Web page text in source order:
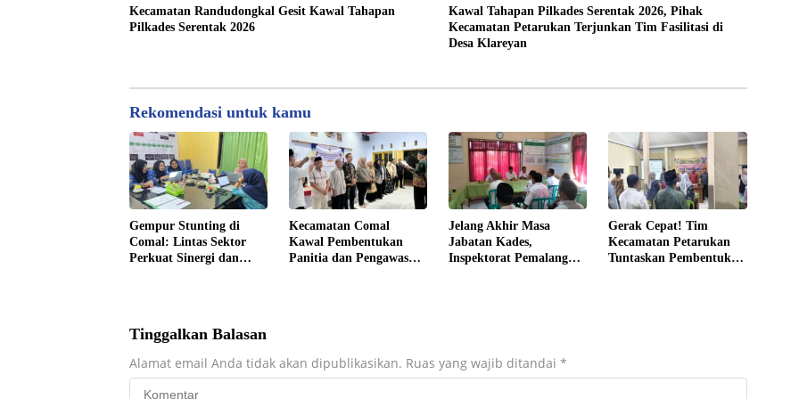
Kecamatan Randudongkal Gesit Kawal Tahapan
Pilkades Serentak 2026
Kawal Tahapan Pilkades Serentak 2026, Pihak
Kecamatan Petarukan Terjunkan Tim Fasilitasi di
Desa Klareyan
Rekomendasi untuk kamu
Gempur Stunting di
Comal: Lintas Sektor
Perkuat Sinergi dan
Kecamatan Comal
Kawal Pembentukan
Panitia dan Pengawas
Jelang Akhir Masa
Jabatan Kades,
Inspektorat Pemalang
Gerak Cepat! Tim
Kecamatan Petarukan
Tuntaskan Pembentukan
Tinggalkan Balasan
Alamat email Anda tidak akan dipublikasikan. Ruas yang wajib ditandai *